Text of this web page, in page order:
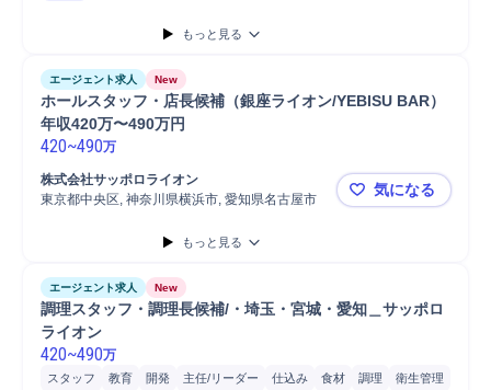
もっと見る
エージェント求人 New
ホールスタッフ・店長候補（銀座ライオン/YEBISU BAR）
年収420万〜490万円
420~490万
株式会社サッポロライオン
東京都中央区, 神奈川県横浜市, 愛知県名古屋市
ホールスタ
気になる
もっと見る
エージェント求人 New
調理スタッフ・調理長候補/・埼玉・宮城・愛知＿サッポロ
ライオン
420~490万
スタッフ 教育 開発 主任/リーダー 仕込み 食材 調理
衛生管理